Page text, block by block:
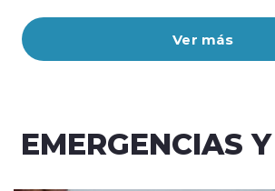
Ver más
EMERGENCIAS